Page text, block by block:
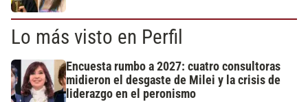
Lo más visto en Perfil
Encuesta rumbo a 2027: cuatro consultoras
midieron el desgaste de Milei y la crisis de
liderazgo en el peronismo